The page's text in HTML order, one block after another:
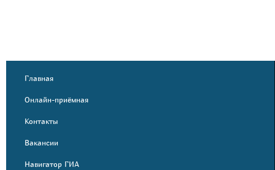
Главная
Онлайн-приёмная
Контакты
Вакансии
Навигатор ГИА